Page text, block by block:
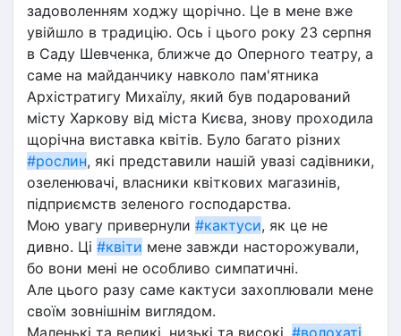
задоволенням ходжу щорічно. Це в мене вже
увійшло в традицію. Ось і цього року 23 серпня
в Саду Шевченка, ближче до Оперного театру, а
саме на майданчику навколо пам'ятника
Архістратигу Михаїлу, який був подарований
місту Харкову від міста Києва, знову проходила
#рослин, які представили нашій увазі садівники,
озеленювачі, власники квіткових магазинів,
підприємств зеленого господарства.
Мою увагу привернули #кактуси, як це не
дивно. Ці #квіти мене завжди насторожували,
бо вони мені не особливо симпатичні.
Але цього разу саме кактуси захоплювали мене
своїм зовнішнім виглядом.
Маленькі та великі, низькі та високі, #волохаті